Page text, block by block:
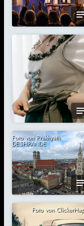
Foto von Prakhyath
DESHPANDE
Foto von